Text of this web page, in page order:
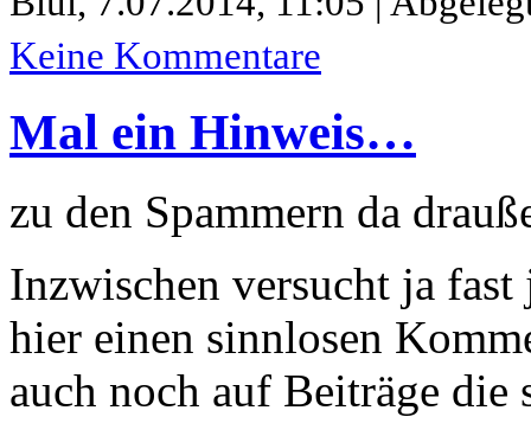
Keine Kommentare
Mal ein Hinweis…
zu den Spammern da
Inzwischen versucht ja
hier einen sinnlosen
auch noch auf Beiträge die